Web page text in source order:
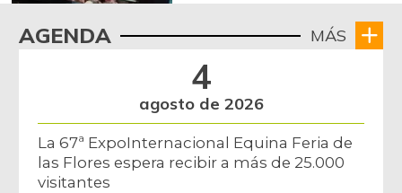
AGENDA MÁS
4
agosto de 2026
La 67ª ExpoInternacional Equina Feria de
las Flores espera recibir a más de 25.000
visitantes